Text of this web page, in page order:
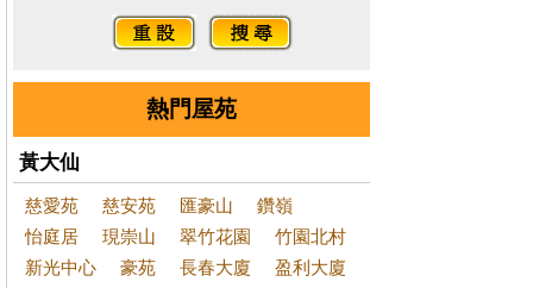
熱門屋苑
黃大仙
慈愛苑 慈安苑 匯豪山
鑽嶺
怡庭居
現崇山 翠竹花園
竹園北村
新光中心
豪苑 長春大廈
盈利大廈